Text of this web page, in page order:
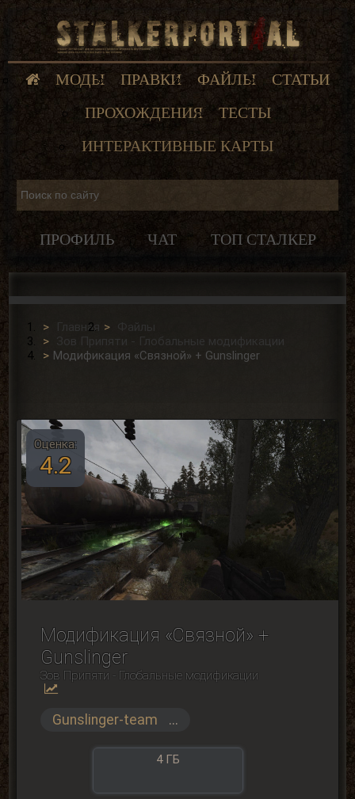
МОДЫ ПРАВКИ ФАЙЛЫ
СТАТЬИ
ПРОХОЖДЕНИЯ
ТЕСТЫ
ИНТЕРАКТИВНЫЕ КАРТЫ
ПРОФИЛЬ ЧАТ ТОП СТАЛКЕР
Главная
Файлы
Зов Припяти - Глобальные модификации
Модификация «Связной» + Gunslinger
Оценка:
4.2
Модификация «Связной» +
Gunslinger
Зов Припяти - Глобальные модификации
Gunslinger-team ...
4 ГБ